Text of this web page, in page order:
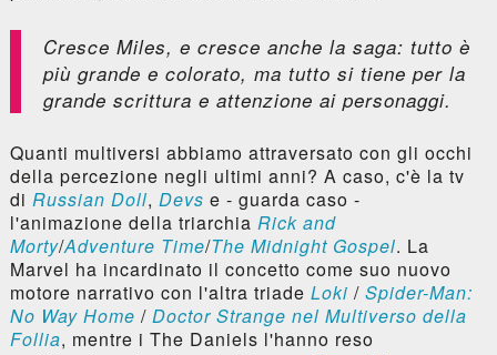
Cresce Miles, e cresce anche la saga: tutto è
più grande e colorato, ma tutto si tiene per la
grande scrittura e attenzione ai personaggi.
Quanti multiversi abbiamo attraversato con gli occhi
della percezione negli ultimi anni? A caso, c'è la tv
di Russian Doll, Devs e - guarda caso -
l'animazione della triarchia Rick and
Morty/Adventure Time/The Midnight Gospel. La
Marvel ha incardinato il concetto come suo nuovo
motore narrativo con l'altra triade Loki / Spider-Man:
No Way Home / Doctor Strange nel Multiverso della
Follia, mentre i The Daniels l'hanno reso